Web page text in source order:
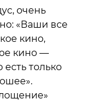
очень
«Ваши все
кино,
кино —
только